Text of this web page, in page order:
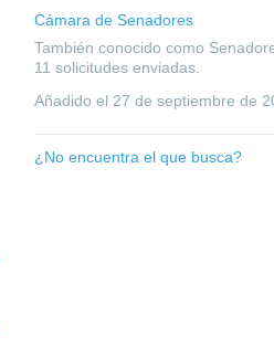
Cámara de Senadores
También conocido como
11 solicitudes enviadas.
Añadido el 27 de septiembre de
¿No encuentra el que busca?